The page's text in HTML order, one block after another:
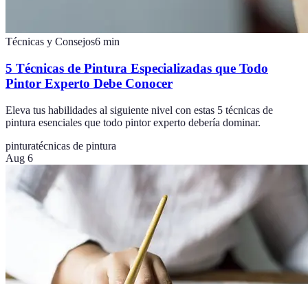
Técnicas y Consejos6 min
5 Técnicas de Pintura Especializadas que Todo
Pintor Experto Debe Conocer
Eleva tus habilidades al siguiente nivel con estas 5 técnicas de
pintura esenciales que todo pintor experto debería dominar.
pinturatécnicas de pintura
Aug 6